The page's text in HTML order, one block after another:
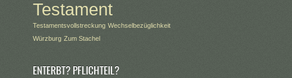
Testament
Testamentsvollstreckung Wechselbezüglichkeit
Würzburg Zum Stachel
ENTERBT? PFLICHTEIL?